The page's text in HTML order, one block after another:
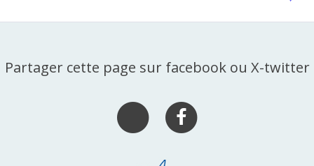
Partager cette page sur facebook ou X-twitter